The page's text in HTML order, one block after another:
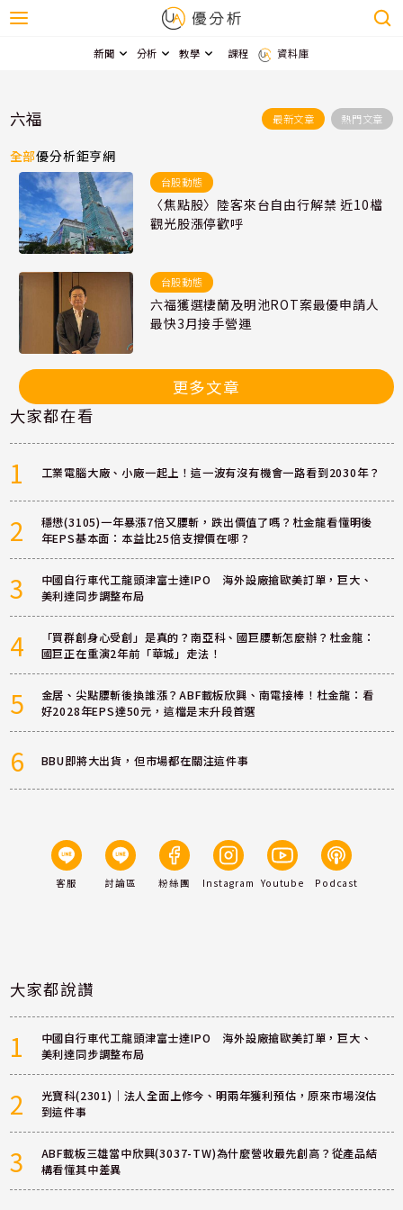
新聞 分析 教學 課程 資料庫
六福 最新文章 熱門文章
全部優分析鉅亨網
台股動態
〈焦點股〉陸客來台自由行解禁 近10檔
觀光股漲停歡呼
台股動態
六福獲選棲蘭及明池ROT案最優申請人
最快3月接手營運
更多文章
大家都在看
1 工業電腦大廠、小廠一起上！這一波有沒有機會一路看到2030年？
2
穩懋(3105)一年暴漲7倍又腰斬，跌出價值了嗎？杜金龍看懂明後
年EPS基本面：本益比25倍支撐價在哪？
3
中國自行車代工龍頭津富士達IPO 海外設廠搶歐美訂單，巨大、
美利達同步調整布局
4
「買群創身心受創」是真的？南亞科、國巨腰斬怎麼辦？杜金龍：
國巨正在重演2年前「華城」走法！
5
金居、尖點腰斬後換誰漲？ABF載板欣興、南電接棒！杜金龍：看
好2028年EPS達50元，這檔是末升段首選
6 BBU即將大出貨，但市場都在關注這件事
客服 討論區 粉絲團 Instagram Youtube Podcast
大家都說讚
1
中國自行車代工龍頭津富士達IPO 海外設廠搶歐美訂單，巨大、
美利達同步調整布局
2
光寶科(2301)｜法人全面上修今、明兩年獲利預估，原來市場沒估
到這件事
3
ABF載板三雄當中欣興(3037-TW)為什麼營收最先創高？從產品結
構看懂其中差異